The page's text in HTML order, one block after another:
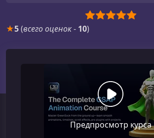
★5(всего оценок- 10)
Предпросмотр курса